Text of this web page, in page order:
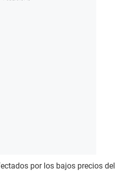
por los bajos precios del